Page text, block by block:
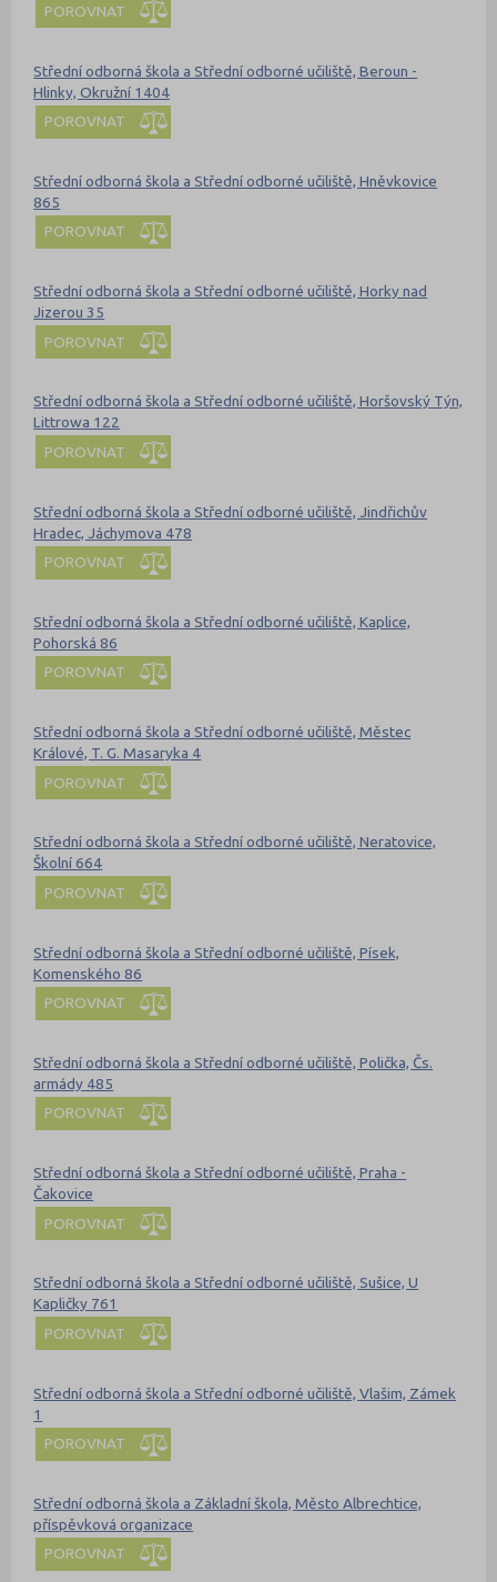
POROVNAT
Střední odborná škola a Střední odborné učiliště, Beroun -
Hlinky, Okružní 1404
POROVNAT
Střední odborná škola a Střední odborné učiliště, Hněvkovice
865
POROVNAT
Střední odborná škola a Střední odborné učiliště, Horky nad
Jizerou 35
POROVNAT
Střední odborná škola a Střední odborné učiliště, Horšovský Týn,
Littrowa 122
POROVNAT
Střední odborná škola a Střední odborné učiliště, Jindřichův
Hradec, Jáchymova 478
POROVNAT
Střední odborná škola a Střední odborné učiliště, Kaplice,
Pohorská 86
POROVNAT
Střední odborná škola a Střední odborné učiliště, Městec
Králové, T. G. Masaryka 4
POROVNAT
Střední odborná škola a Střední odborné učiliště, Neratovice,
Školní 664
POROVNAT
Střední odborná škola a Střední odborné učiliště, Písek,
Komenského 86
POROVNAT
Střední odborná škola a Střední odborné učiliště, Polička, Čs.
armády 485
POROVNAT
Střední odborná škola a Střední odborné učiliště, Praha -
Čakovice
POROVNAT
Střední odborná škola a Střední odborné učiliště, Sušice, U
Kapličky 761
POROVNAT
Střední odborná škola a Střední odborné učiliště, Vlašim, Zámek
1
POROVNAT
Střední odborná škola a Základní škola, Město Albrechtice,
příspěvková organizace
POROVNAT